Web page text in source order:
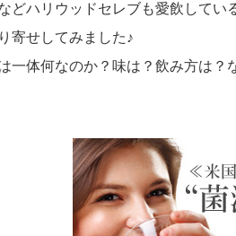
どハリウッドセレブも愛飲して
寄せしてみました♪
一体何なのか？味は？飲み方は？